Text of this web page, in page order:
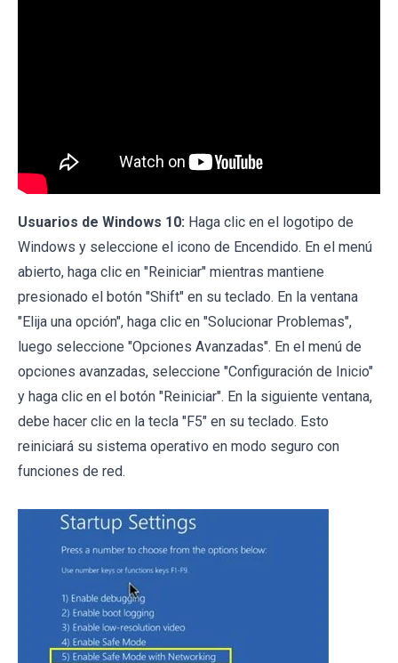
Usuarios de Windows 10: Haga clic en el logotipo de
Windows y seleccione el icono de Encendido. En el menú
abierto, haga clic en "Reiniciar" mientras mantiene
presionado el botón "Shift" en su teclado. En la ventana
"Elija una opción", haga clic en "Solucionar Problemas",
luego seleccione "Opciones Avanzadas". En el menú de
opciones avanzadas, seleccione "Configuración de Inicio"
y haga clic en el botón "Reiniciar". En la siguiente ventana,
debe hacer clic en la tecla "F5" en su teclado. Esto
reiniciará su sistema operativo en modo seguro con
funciones de red.